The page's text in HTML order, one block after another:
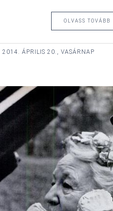
OLVASS TOVÁBB
2014. ÁPRILIS 20., VASÁRNAP